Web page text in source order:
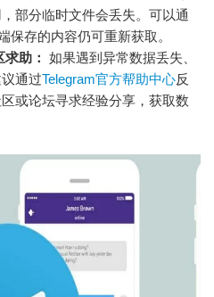
部分临时文件会丢失。可以通
保存的内容仍可重新获取。
助： 如果遇到异常数据丢失、
通过Telegram官方帮助中心反
或论坛寻求经验分享，获取数